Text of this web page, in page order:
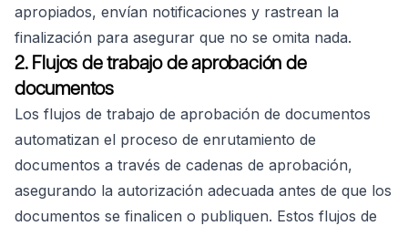
apropiados, envían notificaciones y rastrean la
finalización para asegurar que no se omita nada.
2. Flujos de trabajo de aprobación de
documentos
Los flujos de trabajo de aprobación de documentos
automatizan el proceso de enrutamiento de
documentos a través de cadenas de aprobación,
asegurando la autorización adecuada antes de que los
documentos se finalicen o publiquen. Estos flujos de